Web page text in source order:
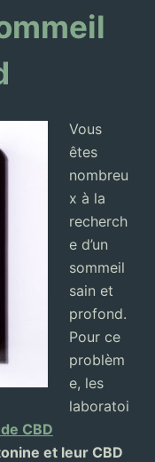
Vous
êtes
nombreu
x à la
recherch
e d’un
sommeil
sain et
profond.
Pour ce
problèm
e, les
laboratoi
CBD
et leur CBD